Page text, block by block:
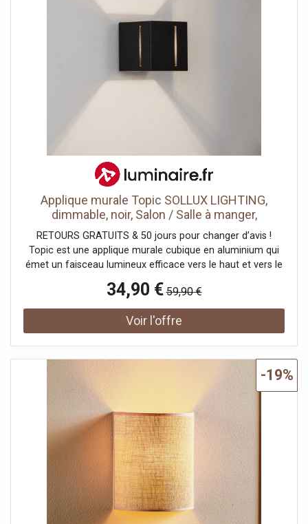
Applique murale Topic SOLLUX LIGHTING,
dimmable, noir, Salon / Salle à manger,
Aluminium, Moderne, Applique Murale
RETOURS GRATUITS & 50 jours pour changer d’avis !
Topic est une applique murale cubique en aluminium qui
émet un faisceau lumineux efficace vers le haut et vers le
verticales qui sont mises en valeur avec effet lorsque la
lumière s'allume. Livré sans ampoule (1 x G9 max. 40 W).
34,90 € 59,90 €
-19%